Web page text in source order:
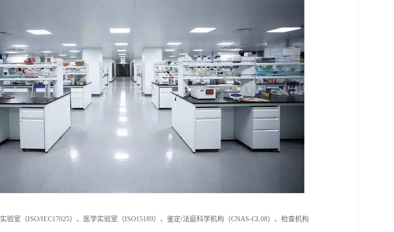
验室（ISO/IEC17025）、医学实验室（ISO15189）、鉴定/法庭科学机构（CNAS-CL08）、检查机构